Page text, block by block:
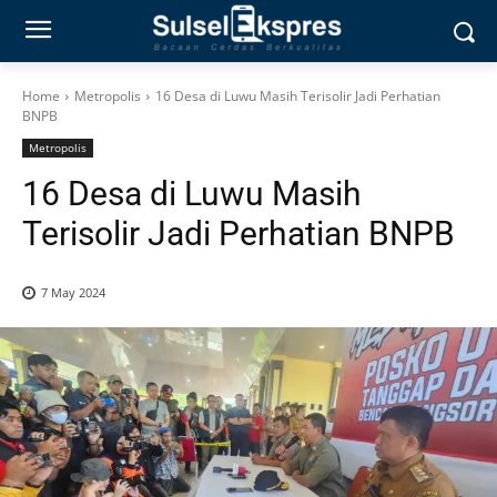
Home Metropolis
16 Desa di Luwu Masih Terisolir Jadi Perhatian
BNPB
Metropolis
16 Desa di Luwu Masih
Terisolir Jadi Perhatian BNPB
7 May 2024